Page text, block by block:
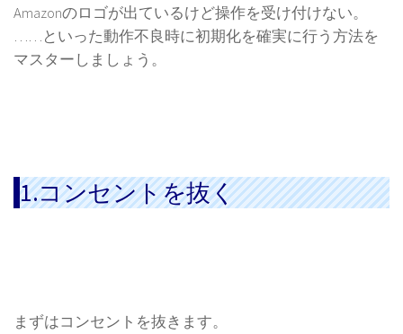
Amazonのロゴが出ているけど操作を受け付けない。
……といった動作不良時に初期化を確実に行う方法を
マスターしましょう。
1.コンセントを抜く
まずはコンセントを抜きます。